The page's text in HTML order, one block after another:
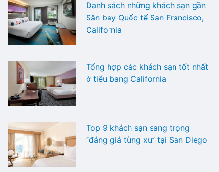
Danh sách những khách sạn gần
Sân bay Quốc tế San Francisco,
California
Tổng hợp các khách sạn tốt nhất
ở tiểu bang California
Top 9 khách sạn sang trọng
“đáng giá từng xu” tại San Diego